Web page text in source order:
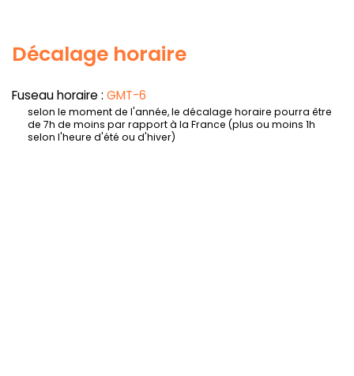
Décalage horaire
Fuseau horaire : GMT-6
selon le moment de l'année, le décalage horaire pourra être
de 7h de moins par rapport à la France (plus ou moins 1h
selon l'heure d'été ou d'hiver)